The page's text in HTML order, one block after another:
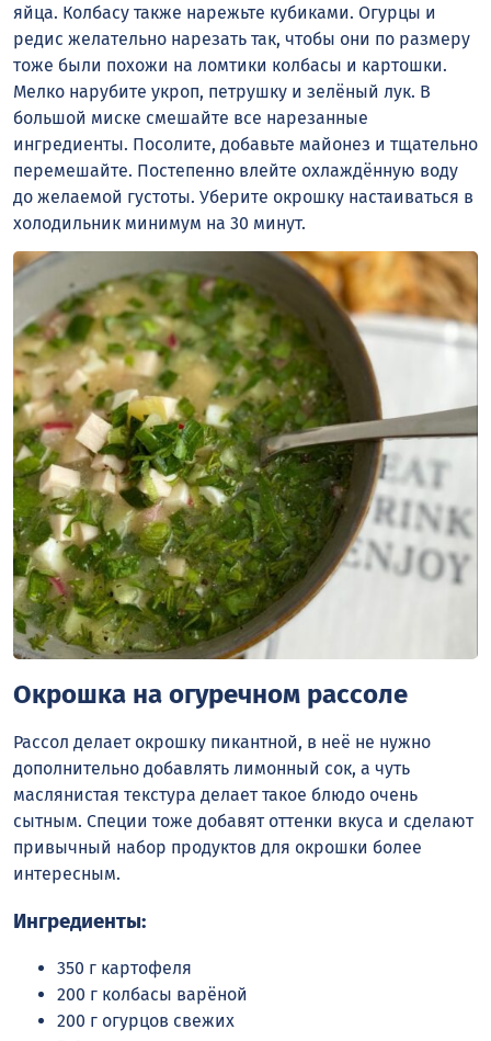
яйца. Колбасу также нарежьте кубиками. Огурцы и
редис желательно нарезать так, чтобы они по размеру
тоже были похожи на ломтики колбасы и картошки.
Мелко нарубите укроп, петрушку и зелёный лук. В
большой миске смешайте все нарезанные
ингредиенты. Посолите, добавьте майонез и тщательно
перемешайте. Постепенно влейте охлаждённую воду
до желаемой густоты. Уберите окрошку настаиваться в
холодильник минимум на 30 минут.
Окрошка на огуречном рассоле
Рассол делает окрошку пикантной, в неё не нужно
дополнительно добавлять лимонный сок, а чуть
маслянистая текстура делает такое блюдо очень
сытным. Специи тоже добавят оттенки вкуса и сделают
привычный набор продуктов для окрошки более
интересным.
Ингредиенты:
350 г картофеля
200 г колбасы варёной
200 г огурцов свежих